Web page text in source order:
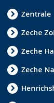
Zentrale
Zeche
Zeche
Zeche